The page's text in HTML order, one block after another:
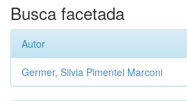
Busca facetada
Autor
Germer, Silvia Pimentel Marconi